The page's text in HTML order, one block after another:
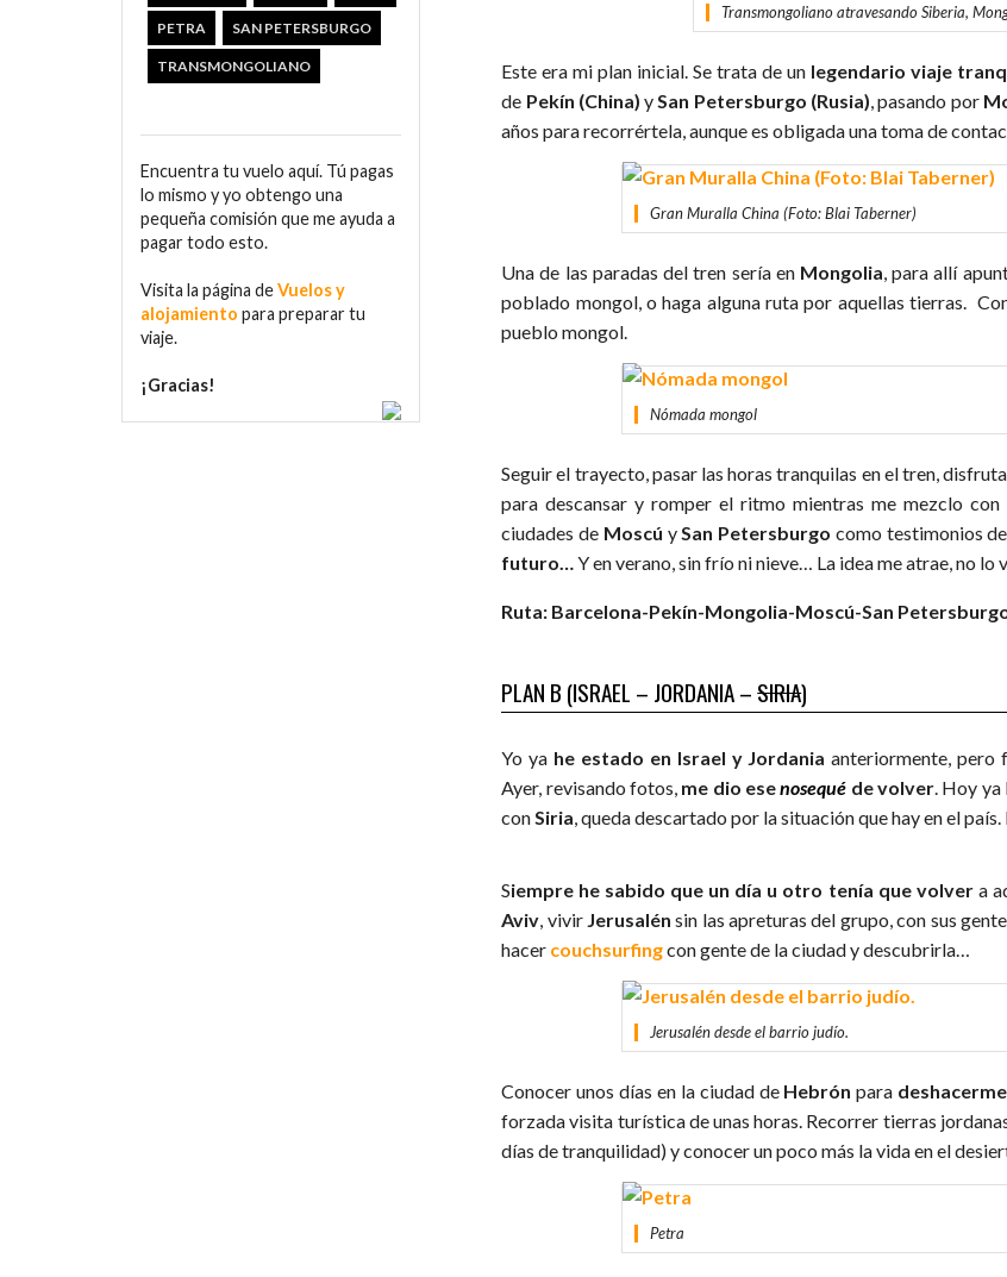
Transmongoliano atravesando Siberia,
Este era mi plan inicial. Se trata de un legendario viaje
de Pekín (China) y San Petersburgo (Rusia) , pasando por
años para recorrértela, aunque es obligada una toma de
Gran Muralla China (Foto: Blai Taberner)
Una de las paradas del tren sería en Mongolia , para allí
poblado mongol, o haga alguna ruta por aquellas tierras.
pueblo mongol.
Nómada mongol
Seguir el trayecto, pasar las horas tranquilas en el tren,
para descansar y romper el ritmo mientras me mezclo
ciudades de Moscú y San Petersburgo como testimonios
futuro…
Y en verano, sin frío ni nieve… La idea me atrae, no lo
Ruta: Barcelona-Pekín-Mongolia-Moscú-San
PLAN B (ISRAEL – JORDANIA –SIRIA)
Yo ya he estado en Israel y Jordania anteriormente, pero
Ayer, revisando fotos, me dio esenosequé de volver. Hoy ya
conSiria, queda descartado por la situación que hay en el
Siempre he sabido que un día u otro tenía que volvera
Aviv, vivir Jerusalén sin las apreturas del grupo, con sus
hacer couchsurfingcon gente de la ciudad y descubrirla…
Jerusalén desde el barrio judío.
Conocer unos días en la ciudad de Hebrón para
forzada visita turística de unas horas. Recorrer tierras
días de tranquilidad) y conocer un poco más la vida en el
Petra
PETRA SAN PETERSBURGO
TRANSMONGOLIANO
Encuentra tu vuelo aquí. Tú pagas
lo mismo y yo obtengo una
pequeña comisión que me ayuda a
pagar todo esto.
Visita la página deVuelos y
alojamiento para preparar tu
viaje.
¡Gracias!